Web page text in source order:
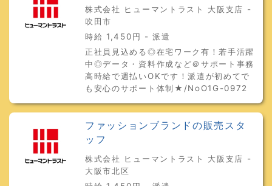
株式会社 ヒューマントラスト 大阪支店 -
吹田市
時給 1,450円 - 派遣
正社員見込める◎在宅ワーク有！若手活躍
中◎データ・資料作成など＠サポート事務
高時給で週払いOKです！派遣が初めてで
も安心のサポート体制★/NoO1G-0972
ファッションブランドの販売スタ
ッフ
株式会社 ヒューマントラスト 大阪支店 -
大阪市北区